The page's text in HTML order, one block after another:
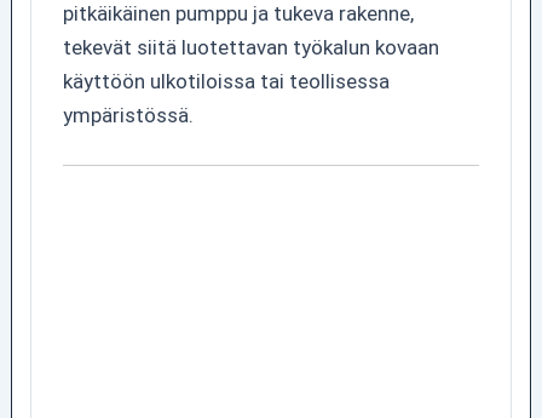
pitkäikäinen pumppu ja tukeva rakenne,
tekevät siitä luotettavan työkalun kovaan
käyttöön ulkotiloissa tai teollisessa
ympäristössä.